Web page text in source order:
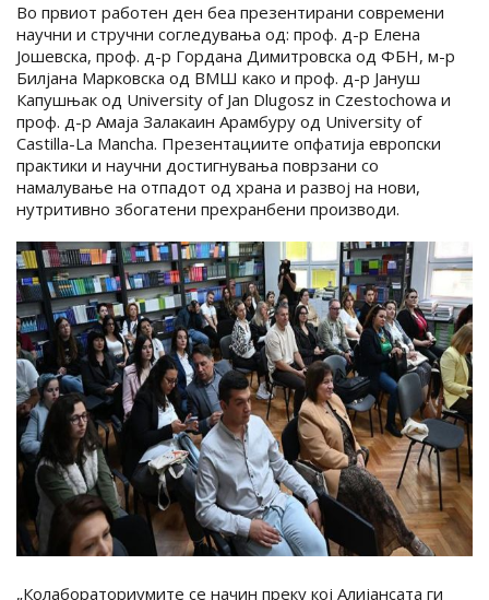
Во првиот работен ден беа презентирани современи
научни и стручни согледувања од: проф. д-р Елена
Јошевска, проф. д-р Гордана Димитровска од ФБН, м-р
Билјана Марковска од ВМШ како и проф. д-р Јануш
Капушњак од University of Jan Dlugosz in Czestochowa и
проф. д-р Амаја Залакаин Арамбуру од University of
Castilla-La Mancha. Презентациите опфатија европски
практики и научни достигнувања поврзани со
намалување на отпадот од храна и развој на нови,
нутритивно збогатени прехранбени производи.
„Колабораториумите се начин преку кој Алијансата ги